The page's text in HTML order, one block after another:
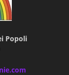
Popoli